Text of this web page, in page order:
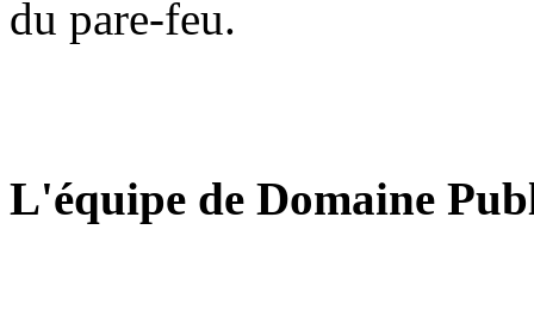
du pare-feu.
L'équipe de Domaine